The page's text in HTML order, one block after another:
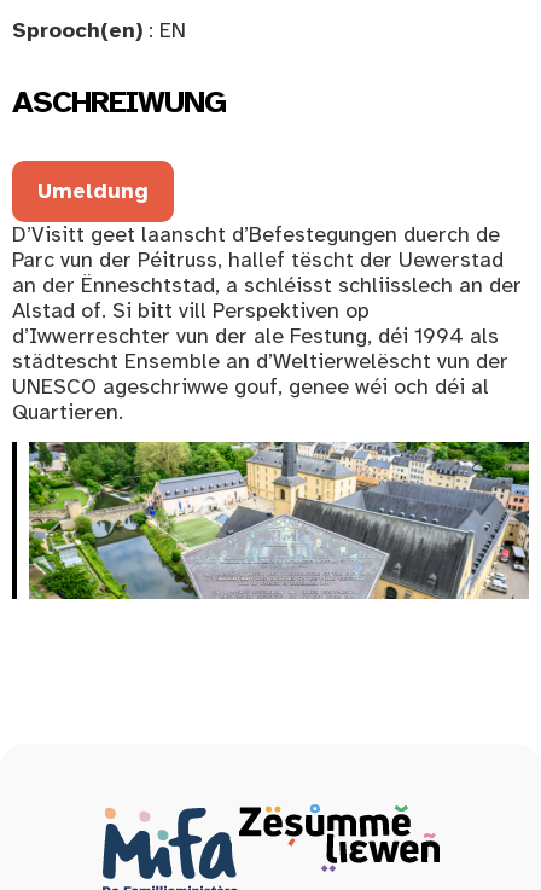
Sprooch(en) : EN
ASCHREIWUNG
Umeldung
D’Visitt geet laanscht d’Befestegungen duerch de
Parc vun der Péitruss, hallef tëscht der Uewerstad
an der Ënneschtstad, a schléisst schliisslech an der
Alstad of. Si bitt vill Perspektiven op
d’Iwwerreschter vun der ale Festung, déi 1994 als
städtescht Ensemble an d’Weltierwelëscht vun der
UNESCO ageschriwwe gouf, genee wéi och déi al
Quartieren.